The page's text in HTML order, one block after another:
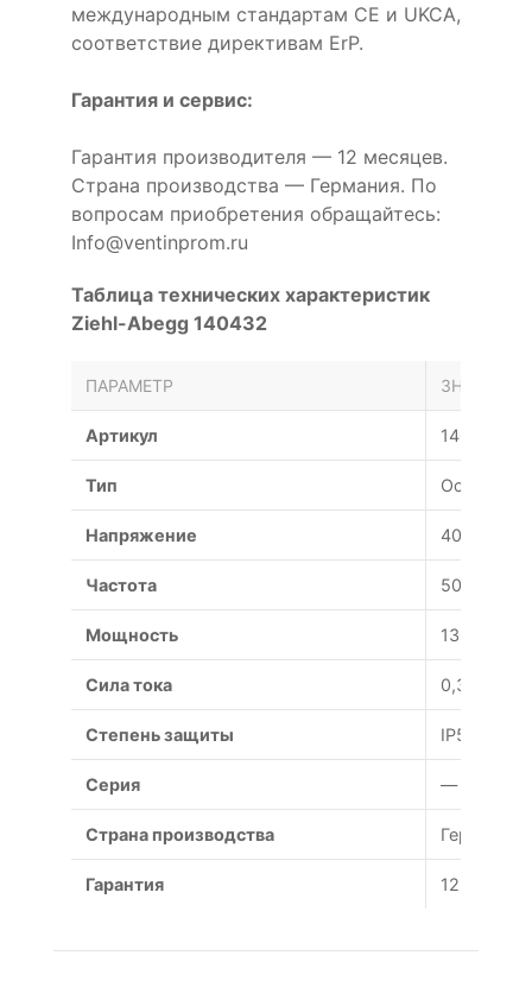
международным стандартам CE и UKCA,
соответствие директивам ErP.
Гарантия и сервис:
Гарантия производителя — 12 месяцев.
Страна производства — Германия. По
вопросам приобретения обращайтесь:
Info@ventinprom.ru
Таблица технических характеристик
Ziehl-Abegg 140432
ПАРАМЕТР ЗНАЧЕНИЕ
Артикул 140432
Тип Осевой
Напряжение 400 В
Частота 50 Гц
Мощность 130/150 Вт
Сила тока 0,3/0,15 А
Степень защиты IP54
Серия —
Страна производства Германия
Гарантия 12